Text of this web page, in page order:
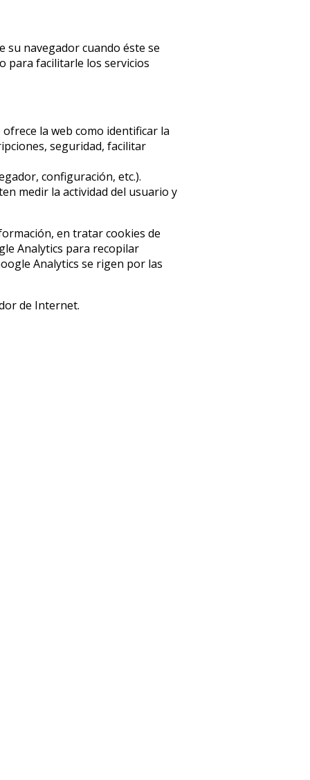
su navegador cuando éste se
para facilitarle los servicios
la web como identificar la
seguridad, facilitar
configuración, etc.).
medir la actividad del usuario y
en tratar cookies de
Analytics para recopilar
Analytics se rigen por las
de Internet.